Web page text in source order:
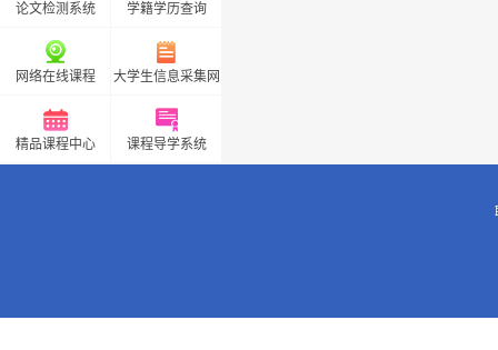
论文检测系统 学籍学历查询
网络在线课程 大学生信息采集网
精品课程中心 课程导学系统